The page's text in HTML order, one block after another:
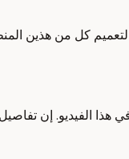
كل من هذين
هذا الفيديو. إن